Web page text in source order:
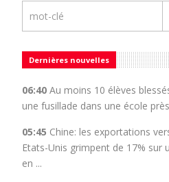
Dernières nouvelles
06:40 Au moins 10 élèves
une fusillade dans une école
05:45 Chine: les exportations
Etats-Unis grimpent de 17% sur
en ...